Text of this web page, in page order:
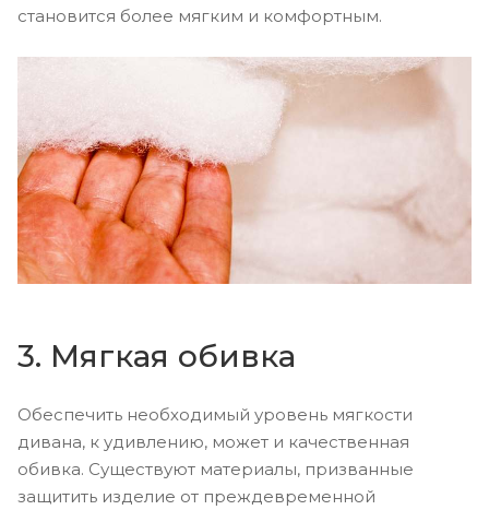
становится более мягким и комфортным.
3. Мягкая обивка
Обеспечить необходимый уровень мягкости
дивана, к удивлению, может и качественная
обивка. Существуют материалы, призванные
защитить изделие от преждевременной